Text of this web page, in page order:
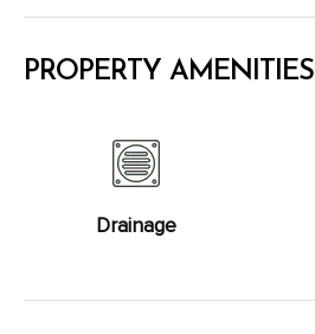
PROPERTY AMENITIES
Drainage